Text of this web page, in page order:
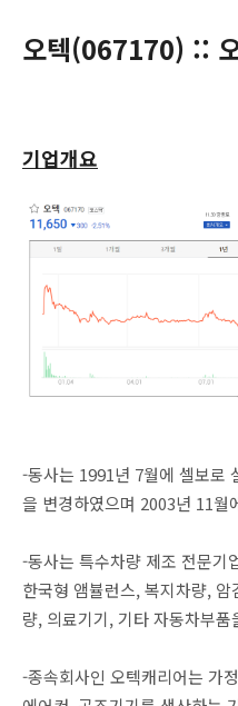
오텍(067170) ::
기업개요
-동사는 1991년 7월에 셀보로
을 변경하였으며 2003년 11월
-동사는 특수차량 제조 전문기
한국형 앰뷸런스, 복지차량,
량, 의료기기, 기타 자동차부
-종속회사인 오텍캐리어는 가